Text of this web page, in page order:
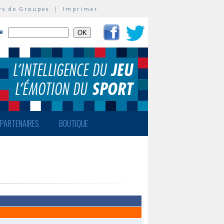
de Groupes | Imprimer
PARTENAIRES BOUTIQUE